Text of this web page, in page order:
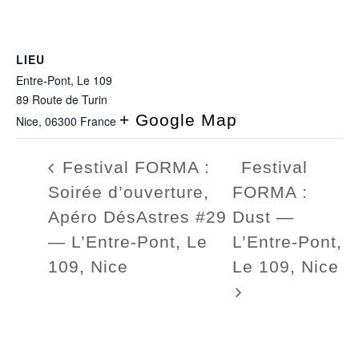
LIEU
Entre-Pont, Le 109
89 Route de Turin
Nice, 06300 France + Google Map
Festival FORMA :
Soirée d’ouverture,
Apéro DésAstres #29
— L’Entre-Pont, Le
109, Nice
Festival
FORMA :
Dust —
L’Entre-Pont,
Le 109, Nice